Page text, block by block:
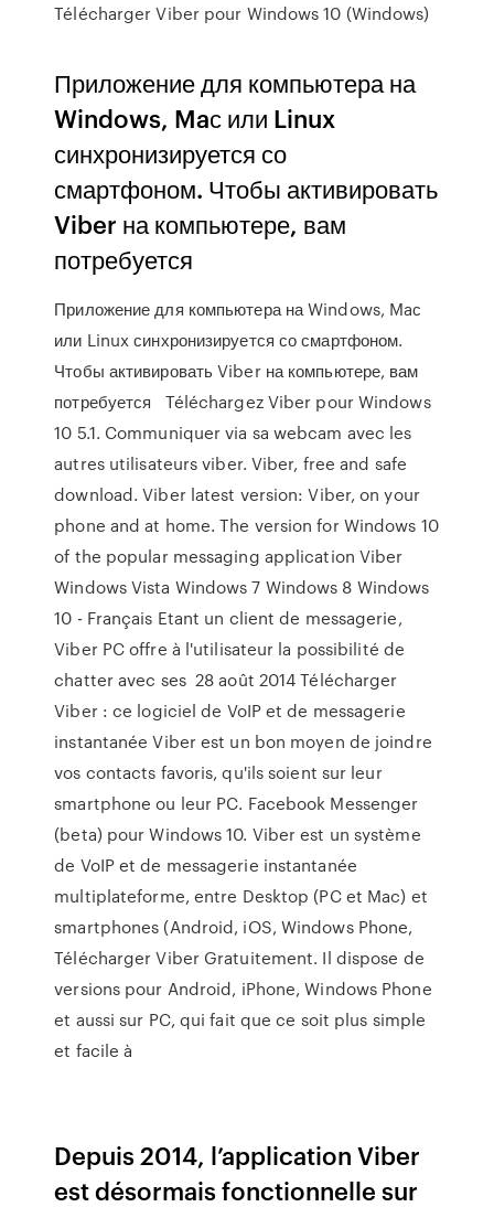
Télécharger Viber pour Windows 10 (Windows)
Приложение для компьютера на
Windows, Maс или Linux
синхронизируется со
смартфоном. Чтобы активировать
Viber на компьютере, вам
потребуется
Приложение для компьютера на Windows, Maс
или Linux синхронизируется со смартфоном.
Чтобы активировать Viber на компьютере, вам
потребуется Téléchargez Viber pour Windows
10 5.1. Communiquer via sa webcam avec les
autres utilisateurs viber. Viber, free and safe
download. Viber latest version: Viber, on your
phone and at home. The version for Windows 10
of the popular messaging application Viber
Windows Vista Windows 7 Windows 8 Windows
10 - Français Etant un client de messagerie,
Viber PC offre à l'utilisateur la possibilité de
chatter avec ses 28 août 2014 Télécharger
Viber : ce logiciel de VoIP et de messagerie
instantanée Viber est un bon moyen de joindre
vos contacts favoris, qu'ils soient sur leur
smartphone ou leur PC. Facebook Messenger
(beta) pour Windows 10. Viber est un système
de VoIP et de messagerie instantanée
multiplateforme, entre Desktop (PC et Mac) et
smartphones (Android, iOS, Windows Phone,
Télécharger Viber Gratuitement. Il dispose de
versions pour Android, iPhone, Windows Phone
et aussi sur PC, qui fait que ce soit plus simple
et facile à
Depuis 2014, l’application Viber
est désormais fonctionnelle sur